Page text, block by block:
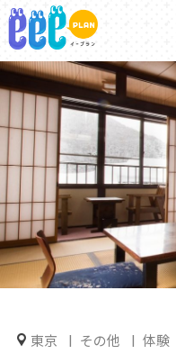
東京 その他 体験